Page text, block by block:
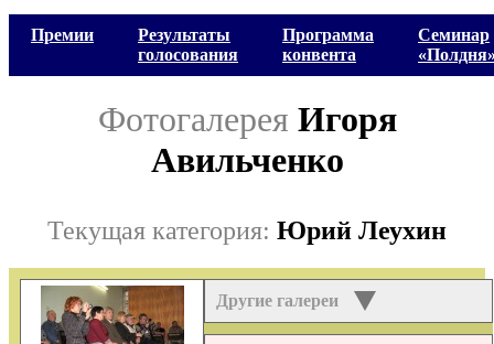
Премии
Результаты
голосования
Программа
конвента
Семинар
Фотогалерея Игоря
Авильченко
Текущая категория: Юрий Леухин
Другие галереи